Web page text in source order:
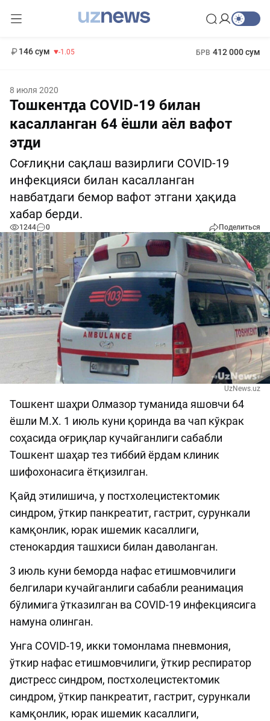
146 сум -1.05 БРВ 412 000 сум
8 июля 2020
Тошкентда COVID-19 билан
касалланган 64 ёшли аёл вафот
этди
Соғлиқни сақлаш вазирлиги COVID-19
инфекцияси билан касалланган
навбатдаги бемор вафот этгани ҳақида
хабар берди.
1244 0 Поделиться
UzNews.uz
Тошкент шаҳри Олмазор туманида яшовчи 64
ёшли М.Х. 1 июль куни қоринда ва чап кўкрак
соҳасида оғриқлар кучайганлиги сабабли
Тошкент шаҳар тез тиббий ёрдам клиник
шифохонасига ётқизилган.
Қайд этилишича, у постхолецистектомик
синдром, ўткир панкреатит, гастрит, сурункали
камқонлик, юрак ишемик касаллиги,
стенокардия ташхиси билан даволанган.
3 июль куни беморда нафас етишмовчилиги
белгилари кучайганлиги сабабли реанимация
бўлимига ўтказилган ва COVID-19 инфекциясига
намуна олинган.
Унга COVID-19, икки томонлама пневмония,
ўткир нафас етишмовчилиги, ўткир респиратор
дистресс синдром, постхолецистектомик
синдром, ўткир панкреатит, гастрит, сурункали
камқонлик, юрак ишемик касаллиги,